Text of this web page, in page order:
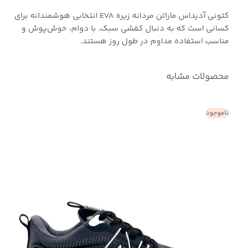
کتونی آدیداس ماراتن مردانه زیره EVA انتخابی هوشمندانه برای
کسانی است که به دنبال کفشی سبک، با دوام، خوش‌پوش و
مناسب استفاده مداوم در طول روز هستند.
محصولات مشابه
ناموجود